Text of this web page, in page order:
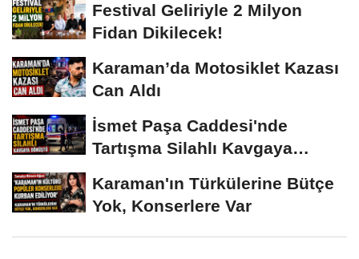
Festival Geliriyle 2 Milyon
Fidan Dikilecek!
Karaman’da Motosiklet Kazası
Can Aldı
İsmet Paşa Caddesi'nde
Tartışma Silahlı Kavgaya
Karaman'ın Türkülerine Bütçe
Yok, Konserlere Var